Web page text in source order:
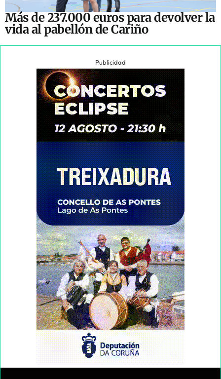
Más de 237.000 euros para devolver la
vida al pabellón de Cariño
Publicidad